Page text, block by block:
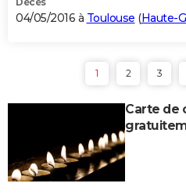
04/05/2016 à Toulouse (Haute-
1 2 3
Carte de